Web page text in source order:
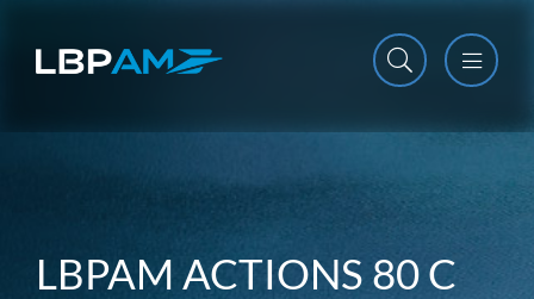
Open
Close
LBPAM ACTIONS 80 C